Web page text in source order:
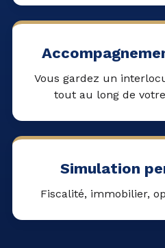
Vous gardez un
tout au long de
Simulation
Fiscalité, immobilier,